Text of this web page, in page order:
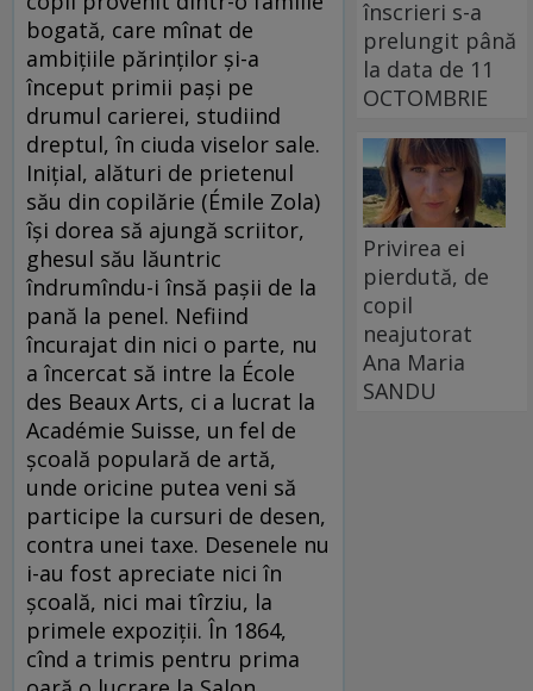
bogată, care mînat de
ambiţiile părinţilor şi-a
început primii paşi pe
drumul carierei, studiind
dreptul, în ciuda viselor sale.
Iniţial, alături de prietenul
său din copilărie (Émile Zola)
îşi dorea să ajungă scriitor,
ghesul său lăuntric
îndrumîndu-i însă paşii de la
pană la penel. Nefiind
încurajat din nici o parte, nu
a încercat să intre la École
des Beaux Arts, ci a lucrat la
Académie Suisse, un fel de
şcoală populară de artă,
unde oricine putea veni să
participe la cursuri de desen,
contra unei taxe. Desenele nu
i-au fost apreciate nici în
şcoală, nici mai tîrziu, la
primele expoziţii. În 1864,
cînd a trimis pentru prima
înscrieri s-a
prelungit până
la data de 11
OCTOMBRIE
Privirea ei
pierdută, de
copil
neajutorat
Ana Maria
SANDU